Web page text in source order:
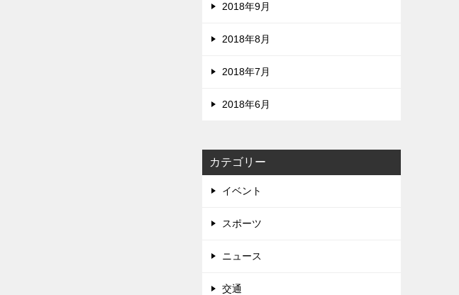
2018年9月
2018年8月
2018年7月
2018年6月
カテゴリー
イベント
スポーツ
ニュース
交通